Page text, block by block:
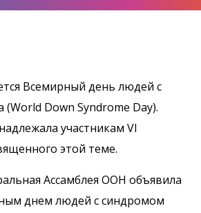
Всемирный день людей с
Down Syndrome Day).
участникам VI
этой теме.
Ассамблея ООН объявила
днем людей с синдромом